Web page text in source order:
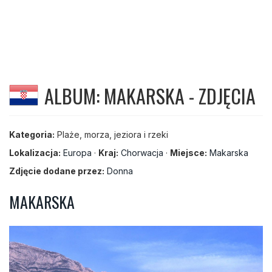
ALBUM: MAKARSKA - ZDJĘCIA
Kategoria: Plaże, morza, jeziora i rzeki
Lokalizacja: Europa · Kraj: Chorwacja · Miejsce: Makarska
Zdjęcie dodane przez: Donna
MAKARSKA